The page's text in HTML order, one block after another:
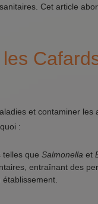
Cet article
et contaminer
:
telles que Salmonella et
entraînant des